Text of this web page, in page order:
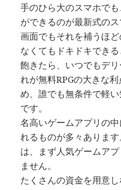
手のひら大のスマホで
ができるのが最新式の
画面でもそれを補うほ
なくてもドキドキできる
飽きたら、いつでもデ
れが無料RPGの大きな
め、誰でも無条件で軽
です。
名高いゲームアプリの
れるものが多々ありま
は、まず人気ゲームア
ません。
たくさんの資金を用意